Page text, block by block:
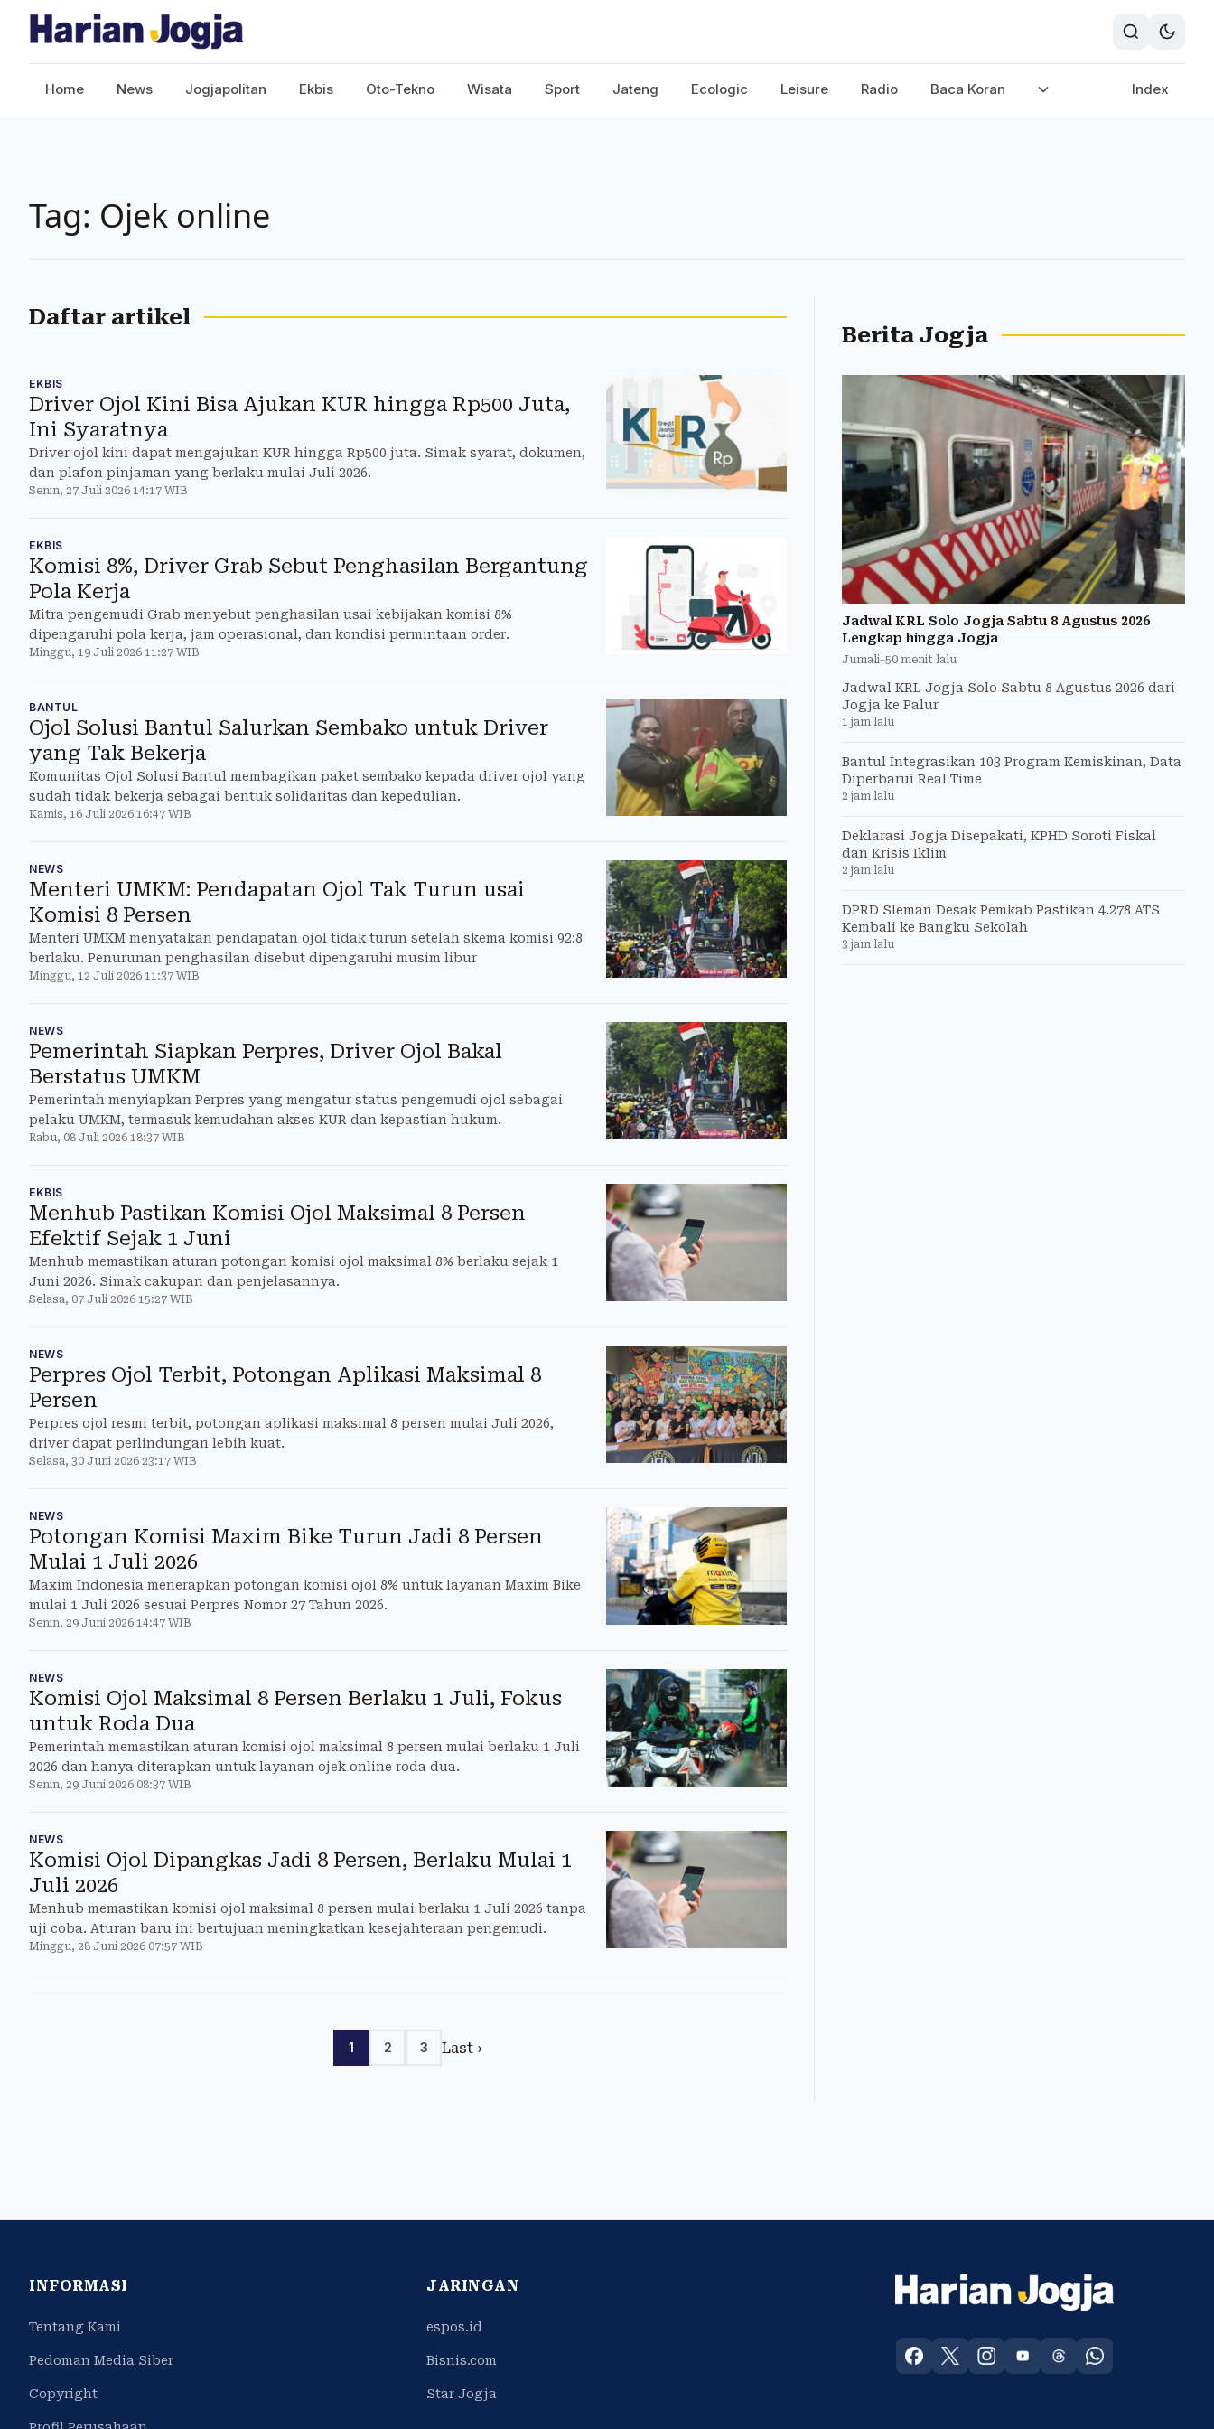
Home News Jogjapolitan Ekbis Oto-Tekno Wisata Sport Jateng Ecologic Leisure Radio Baca Koran Index
Tag: Ojek online
Daftar artikel
EKBIS
Driver Ojol Kini Bisa Ajukan KUR hingga Rp500 Juta,
Ini Syaratnya
Driver ojol kini dapat mengajukan KUR hingga Rp500 juta. Simak syarat, dokumen,
dan plafon pinjaman yang berlaku mulai Juli 2026.
Senin, 27 Juli 2026 14:17 WIB
EKBIS
Komisi 8%, Driver Grab Sebut Penghasilan Bergantung
Pola Kerja
Mitra pengemudi Grab menyebut penghasilan usai kebijakan komisi 8%
dipengaruhi pola kerja, jam operasional, dan kondisi permintaan order.
Minggu, 19 Juli 2026 11:27 WIB
BANTUL
Ojol Solusi Bantul Salurkan Sembako untuk Driver
yang Tak Bekerja
Komunitas Ojol Solusi Bantul membagikan paket sembako kepada driver ojol yang
sudah tidak bekerja sebagai bentuk solidaritas dan kepedulian.
Kamis, 16 Juli 2026 16:47 WIB
NEWS
Menteri UMKM: Pendapatan Ojol Tak Turun usai
Komisi 8 Persen
Menteri UMKM menyatakan pendapatan ojol tidak turun setelah skema komisi 92:8
berlaku. Penurunan penghasilan disebut dipengaruhi musim libur
Minggu, 12 Juli 2026 11:37 WIB
NEWS
Pemerintah Siapkan Perpres, Driver Ojol Bakal
Berstatus UMKM
Pemerintah menyiapkan Perpres yang mengatur status pengemudi ojol sebagai
pelaku UMKM, termasuk kemudahan akses KUR dan kepastian hukum.
Rabu, 08 Juli 2026 18:37 WIB
EKBIS
Menhub Pastikan Komisi Ojol Maksimal 8 Persen
Efektif Sejak 1 Juni
Menhub memastikan aturan potongan komisi ojol maksimal 8% berlaku sejak 1
Juni 2026. Simak cakupan dan penjelasannya.
Selasa, 07 Juli 2026 15:27 WIB
NEWS
Perpres Ojol Terbit, Potongan Aplikasi Maksimal 8
Persen
Perpres ojol resmi terbit, potongan aplikasi maksimal 8 persen mulai Juli 2026,
driver dapat perlindungan lebih kuat.
Selasa, 30 Juni 2026 23:17 WIB
NEWS
Potongan Komisi Maxim Bike Turun Jadi 8 Persen
Mulai 1 Juli 2026
Maxim Indonesia menerapkan potongan komisi ojol 8% untuk layanan Maxim Bike
mulai 1 Juli 2026 sesuai Perpres Nomor 27 Tahun 2026.
Senin, 29 Juni 2026 14:47 WIB
NEWS
Komisi Ojol Maksimal 8 Persen Berlaku 1 Juli, Fokus
untuk Roda Dua
Pemerintah memastikan aturan komisi ojol maksimal 8 persen mulai berlaku 1 Juli
2026 dan hanya diterapkan untuk layanan ojek online roda dua.
Senin, 29 Juni 2026 08:37 WIB
NEWS
Komisi Ojol Dipangkas Jadi 8 Persen, Berlaku Mulai 1
Juli 2026
Menhub memastikan komisi ojol maksimal 8 persen mulai berlaku 1 Juli 2026 tanpa
uji coba. Aturan baru ini bertujuan meningkatkan kesejahteraan pengemudi.
Minggu, 28 Juni 2026 07:57 WIB
1 2 3 Last ›
Berita Jogja
Jadwal KRL Solo Jogja Sabtu 8 Agustus 2026
Lengkap hingga Jogja
Jumali-50 menit lalu
Jadwal KRL Jogja Solo Sabtu 8 Agustus 2026 dari
Jogja ke Palur
1 jam lalu
Bantul Integrasikan 103 Program Kemiskinan, Data
Diperbarui Real Time
2 jam lalu
Deklarasi Jogja Disepakati, KPHD Soroti Fiskal
dan Krisis Iklim
2 jam lalu
DPRD Sleman Desak Pemkab Pastikan 4.278 ATS
Kembali ke Bangku Sekolah
3 jam lalu
INFORMASI
Tentang Kami
Pedoman Media Siber
Copyright
JARINGAN
espos.id
Bisnis.com
Star Jogja